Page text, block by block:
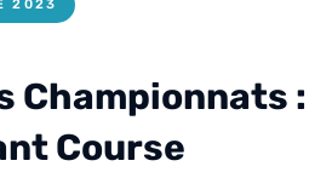
2023
Championnats
Course